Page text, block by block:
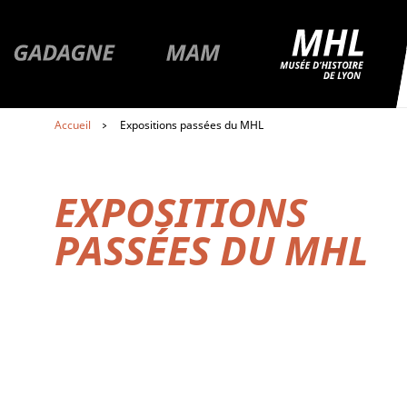
Aller au contenu
Aller au premier menu de navigation
Aller à la page du musée GadagneAller à la page du muséeMAM
Aller à la
Accueil Expositions passées du MHL
EXPOSITIONS
PASSÉES DU MHL